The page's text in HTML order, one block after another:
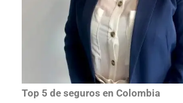
Top 5 de seguros en Colombia